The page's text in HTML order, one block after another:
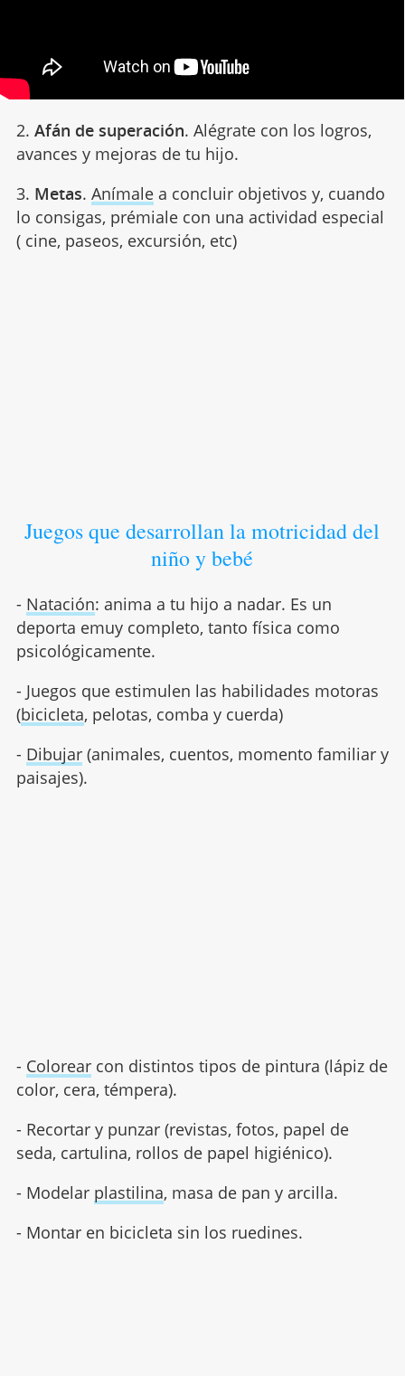
2. Afán de superación. Alégrate con los logros,
avances y mejoras de tu hijo.
3. Metas. Anímalea concluir objetivos y, cuando
lo consigas, prémiale con una actividad especial
( cine, paseos, excursión, etc)
Juegos que desarrollan la motricidad del
niño y bebé
- Natación: anima a tu hijo a nadar. Es un
deporta emuy completo, tanto física como
psicológicamente.
- Juegos que estimulen las habilidades motoras
(bicicleta, pelotas, comba y cuerda)
- Dibujar(animales, cuentos, momento familiar y
paisajes).
- Colorearcon distintos tipos de pintura (lápiz de
color, cera, témpera).
- Recortar y punzar (revistas, fotos, papel de
seda, cartulina, rollos de papel higiénico).
- Modelar plastilina, masa de pan y arcilla.
- Montar en bicicleta sin los ruedines.